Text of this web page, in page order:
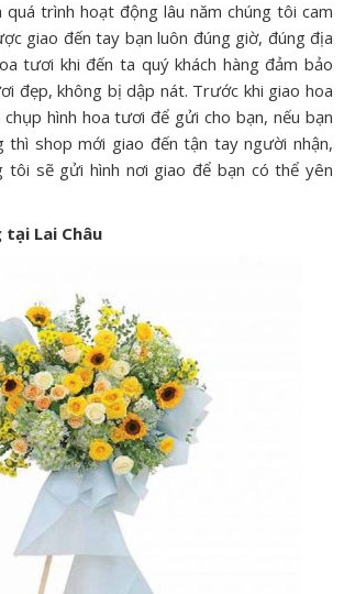
quá trình hoạt động lâu năm chúng tôi cam
giao đến tay bạn luôn đúng giờ, đúng địa
tươi khi đến ta quý khách hàng đảm bảo
đẹp, không bị dập nát. Trước khi giao hoa
hình hoa tươi để gửi cho bạn, nếu bạn
thì shop mới giao đến tận tay người nhận,
tôi sẽ gửi hình nơi giao để bạn có thể yên
Lai Châu